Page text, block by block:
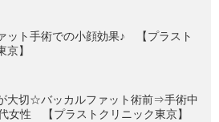
ット手術での小顔効果♪ 【プラスト
京】
大切☆バッカルファット術前⇒手術中
性 【プラストクリニック東京】